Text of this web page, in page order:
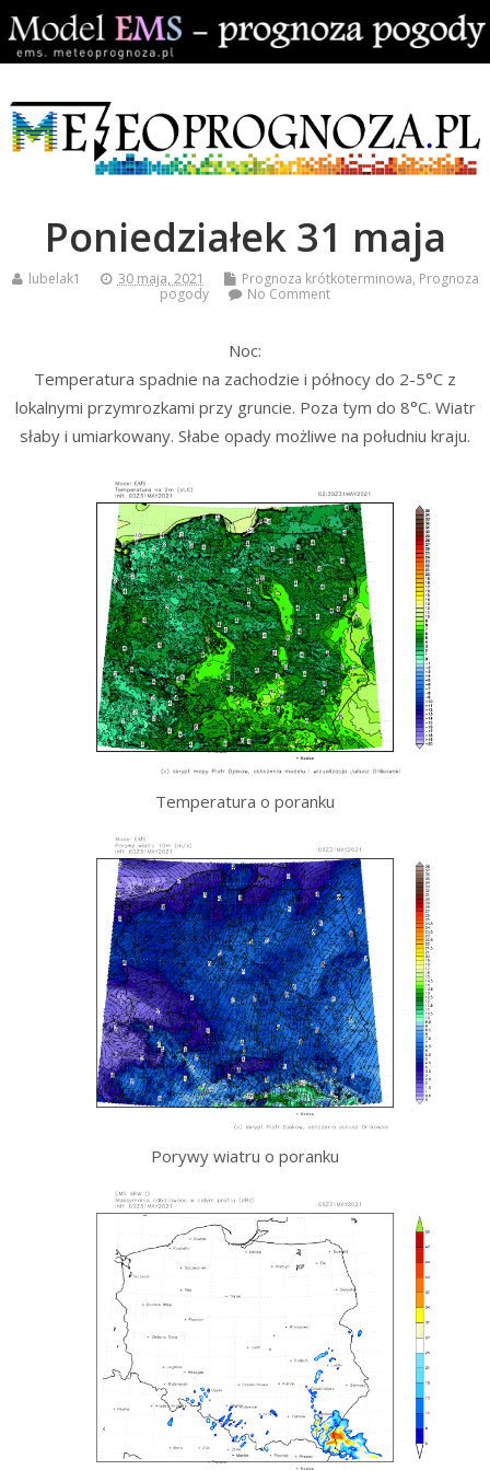
Poniedziałek 31 maja
lubelak1 30 maja, 2021 Prognoza krótkoterminowa, Prognoza
pogody
No Comment
Noc:
Temperatura spadnie na zachodzie i północy do 2-5°C z
lokalnymi przymrozkami przy gruncie. Poza tym do 8°C. Wiatr
słaby i umiarkowany. Słabe opady możliwe na południu kraju.
Temperatura o poranku
Porywy wiatru o poranku